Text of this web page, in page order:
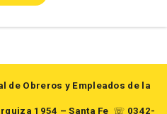
de Obreros y Empleados de la
1954 – Santa Fe ☏ 0342-